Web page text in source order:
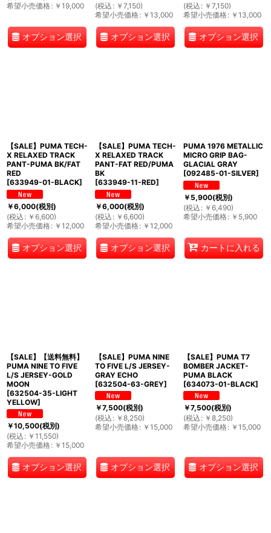
希望小売価格: ￥ 19,000
オプション選択
(税込 : ￥ 7,150)
希望小売価格: ￥ 13,000
オプション選択
(税込 : ￥ 7,150)
希望小売価格: ￥ 13,000
オプション選択
【SALE】PUMA TECH-
X RELAXED TRACK
PANT-PUMA BK/FAT
RED
[633949-01-BLACK]
￥6,000(税別)
(税込 : ￥ 6,600)
希望小売価格: ￥ 12,000
オプション選択
【SALE】PUMA TECH-
X RELAXED TRACK
PANT-FAT RED/PUMA
BK
[633949-11-RED]
￥6,000(税別)
(税込 : ￥ 6,600)
希望小売価格: ￥ 12,000
オプション選択
PUMA 1976 METALLIC
MICRO GRIP BAG-
GLACIAL GRAY
[092485-01-SILVER]
￥5,900(税別)
(税込 : ￥ 6,490)
希望小売価格: ￥ 5,900
カートに入れる
【SALE】【送料無料】
PUMA NINE TO FIVE
L/S JERSEY-GOLD
MOON
[632504-35-LIGHT
YELLOW]
￥10,500(税別)
(税込 : ￥ 11,550)
希望小売価格: ￥ 15,000
オプション選択
【SALE】PUMA NINE
TO FIVE L/S JERSEY-
GRAY ECHO
[632504-63-GREY]
￥7,500(税別)
(税込 : ￥ 8,250)
希望小売価格: ￥ 15,000
オプション選択
【SALE】PUMA T7
BOMBER JACKET-
PUMA BLACK
[634073-01-BLACK]
￥7,500(税別)
(税込 : ￥ 8,250)
希望小売価格: ￥ 15,000
オプション選択